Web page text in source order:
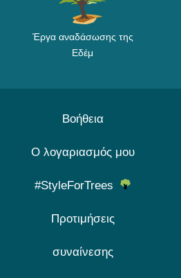
Έργα αναδάσωσης της
Εδέμ
Βοήθεια
Ο λογαριασμός μου
#StyleForTrees
Προτιμήσεις
συναίνεσης